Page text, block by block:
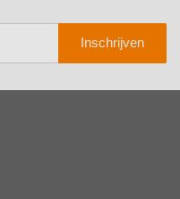
Inschrijven